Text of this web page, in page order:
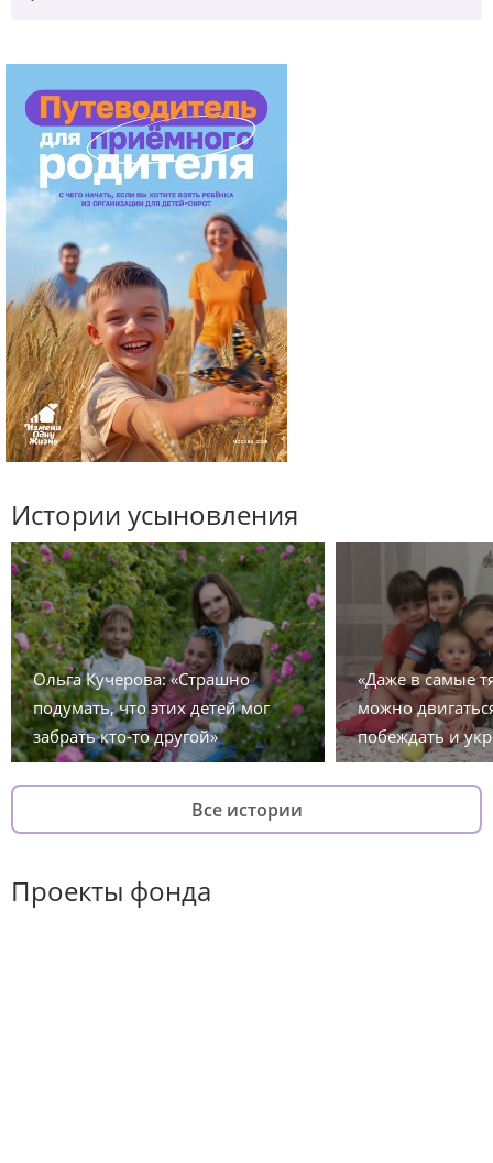
Истории усыновления
Ольга Кучерова: «Страшно
подумать, что этих детей мог
забрать кто-то другой»
«Даже в самые
можно
побеждать и
Все истории
Проекты фонда